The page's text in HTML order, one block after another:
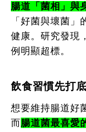
腸道「菌相」與
「好菌與壞菌
健康。研究發現
例明顯超標。
飲食習慣先打底
想要維持腸道好
而腸道菌最喜愛